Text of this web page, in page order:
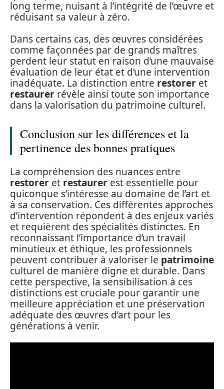
long terme, nuisant à l’intégrité de l’œuvre et
réduisant sa valeur à zéro.
Dans certains cas, des œuvres considérées
comme façonnées par de grands maîtres
perdent leur statut en raison d’une mauvaise
évaluation de leur état et d’une intervention
inadéquate. La distinction entre restorer et
restaurer révèle ainsi toute son importance
dans la valorisation du patrimoine culturel.
Conclusion sur les différences et la
pertinence des bonnes pratiques
La compréhension des nuances entre
restorer et restaurer est essentielle pour
quiconque s’intéresse au domaine de l’art et
à sa conservation. Ces différentes approches
d’intervention répondent à des enjeux variés
et requièrent des spécialités distinctes. En
reconnaissant l’importance d’un travail
minutieux et éthique, les professionnels
peuvent contribuer à valoriser le patrimoine
culturel de manière digne et durable. Dans
cette perspective, la sensibilisation à ces
distinctions est cruciale pour garantir une
meilleure appréciation et une préservation
adéquate des œuvres d’art pour les
générations à venir.